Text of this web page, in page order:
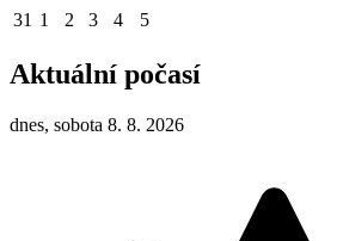
31 1 2 3 4 5
Aktuální počasí
dnes, sobota 8. 8. 2026